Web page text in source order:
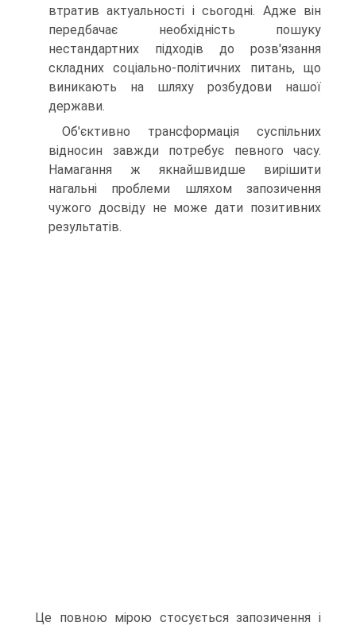
втратив актуальності і сьогодні. Адже він
передбачає необхідність пошуку
нестандартних підходів до розв'язання
складних соціально-політичних питань, що
виникають на шляху розбудови нашої
держави.
Об'єктивно трансформація суспільних
відносин завжди потребує певного часу.
Намагання ж якнайшвидше вирішити
нагальні проблеми шляхом запозичення
чужого досвіду не може дати позитивних
результатів.
Це повною мірою стосується запозичення і